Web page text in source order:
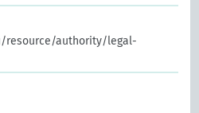
resource/authority/legal-